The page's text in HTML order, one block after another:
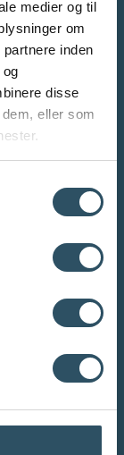
medier og til
om
inden
disse
eller som
akademisk
om du
Vejledningen